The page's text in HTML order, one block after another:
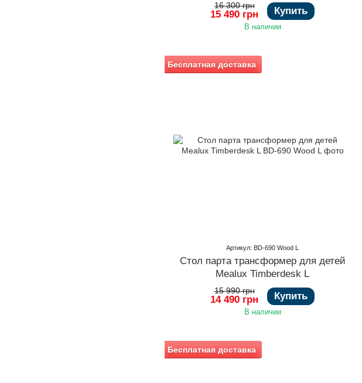
16 300 грн
15 490 грн Купить
В наличии
Бесплатная доставка
Артикул: BD-690 Wood L
Стол парта трансформер для детей
Mealux Timberdesk L
15 990 грн
14 490 грн Купить
В наличии
Бесплатная доставка